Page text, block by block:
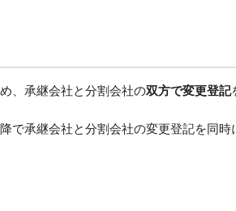
、承継会社と分割会社の双方で変更登記
で承継会社と分割会社の変更登記を同時